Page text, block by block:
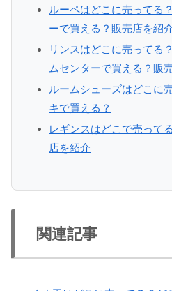
ルーペはどこに売ってる
ーで買える？販売店を紹
リンスはどこに売ってる
ムセンターで買える？販
ルームシューズはどこに
キで買える？
レギンスはどこで売って
店を紹介
関連記事